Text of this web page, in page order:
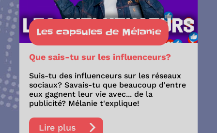
Les capsules de Mélanie
Que sais-tu sur les influenceurs?
Suis-tu des influenceurs sur les réseaux
sociaux? Savais-tu que beaucoup d'entre
eux gagnent leur vie avec... de la
publicité? Mélanie t'explique!
Lire plus